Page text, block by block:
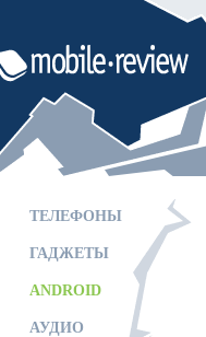
ТЕЛЕФОНЫ
ГАДЖЕТЫ
ANDROID
АУДИО